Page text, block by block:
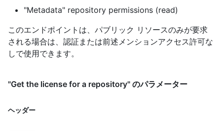
"Metadata" repository permissions (read)
このエンドポイントは、パブリック リソースのみが要求
される場合は、認証または前述メンションアクセス許可な
しで使用できます。
"Get the license for a repository" のパラメーター
ヘッダー